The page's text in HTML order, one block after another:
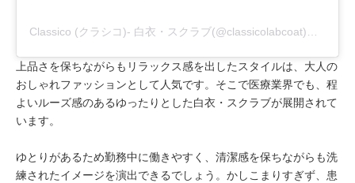
上品さを保ちながらもリラックス感を出したスタイルは、大人の
おしゃれファッションとして人気です。そこで医療業界でも、程
よいルーズ感のあるゆったりとした白衣・スクラブが展開されて
います。
ゆとりがあるため勤務中に働きやすく、清潔感を保ちながらも洗
練されたイメージを演出できるでしょう。かしこまりすぎず、患